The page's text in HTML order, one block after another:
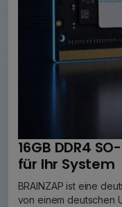
16GB DDR4
für Ihr System
BRAINZAP ist eine
von einem deutschen